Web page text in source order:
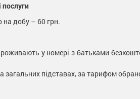
на добу – 60 грн.
у номері з батьками
загальних підставах, за тарифом